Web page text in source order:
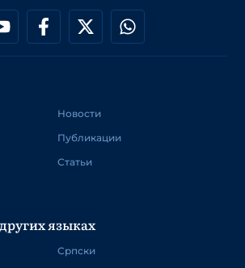
Новости
Публикации
Статьи
языках
Српски